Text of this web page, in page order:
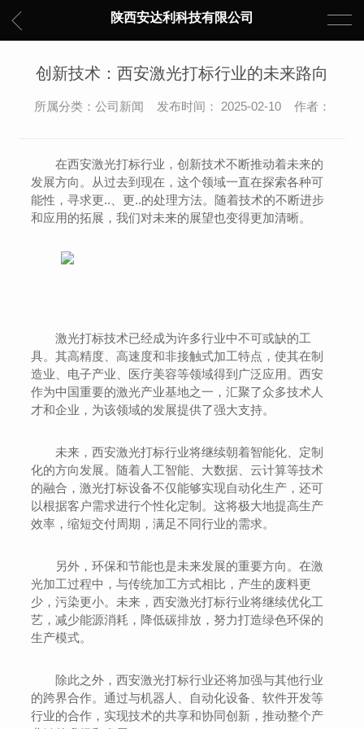
陕西安达利科技有限公司
创新技术：西安激光打标行业的未来路向
所属分类：公司新闻 发布时间： 2025-02-10 作者：
在西安激光打标行业，创新技术不断推动着未来的
发展方向。从过去到现在，这个领域一直在探索各种可
能性，寻求更..、更..的处理方法。随着技术的不断进步
和应用的拓展，我们对未来的展望也变得更加清晰。
激光打标技术已经成为许多行业中不可或缺的工
具。其高精度、高速度和非接触式加工特点，使其在制
造业、电子产业、医疗美容等领域得到广泛应用。西安
作为中国重要的激光产业基地之一，汇聚了众多技术人
才和企业，为该领域的发展提供了强大支持。
未来，西安激光打标行业将继续朝着智能化、定制
化的方向发展。随着人工智能、大数据、云计算等技术
的融合，激光打标设备不仅能够实现自动化生产，还可
以根据客户需求进行个性化定制。这将极大地提高生产
效率，缩短交付周期，满足不同行业的需求。
另外，环保和节能也是未来发展的重要方向。在激
光加工过程中，与传统加工方式相比，产生的废料更
少，污染更小。未来，西安激光打标行业将继续优化工
艺，减少能源消耗，降低碳排放，努力打造绿色环保的
生产模式。
除此之外，西安激光打标行业还将加强与其他行业
的跨界合作。通过与机器人、自动化设备、软件开发等
行业的合作，实现技术的共享和协同创新，推动整个产